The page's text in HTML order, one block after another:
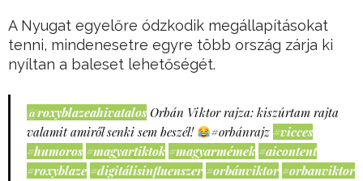
A Nyugat egyelőre ódzkodik megállapításokat
tenni, mindenesetre egyre több ország zárja ki
nyíltan a baleset lehetőségét.
@roxyblazeahivatalos Orbán Viktor rajza: kiszúrtam rajta
valamit amiről senki sem beszél!
#orbánrajz #vicces
#humoros #magyartiktok #magyarmémek #aicontent
#roxyblaze #digitálisinfluenszer #orbánviktor #orbanviktor